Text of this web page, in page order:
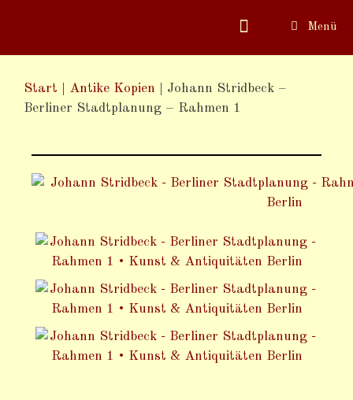
Menü
Start Antike Kopien
Johann Stridbeck –
Berliner Stadtplanung – Rahmen 1